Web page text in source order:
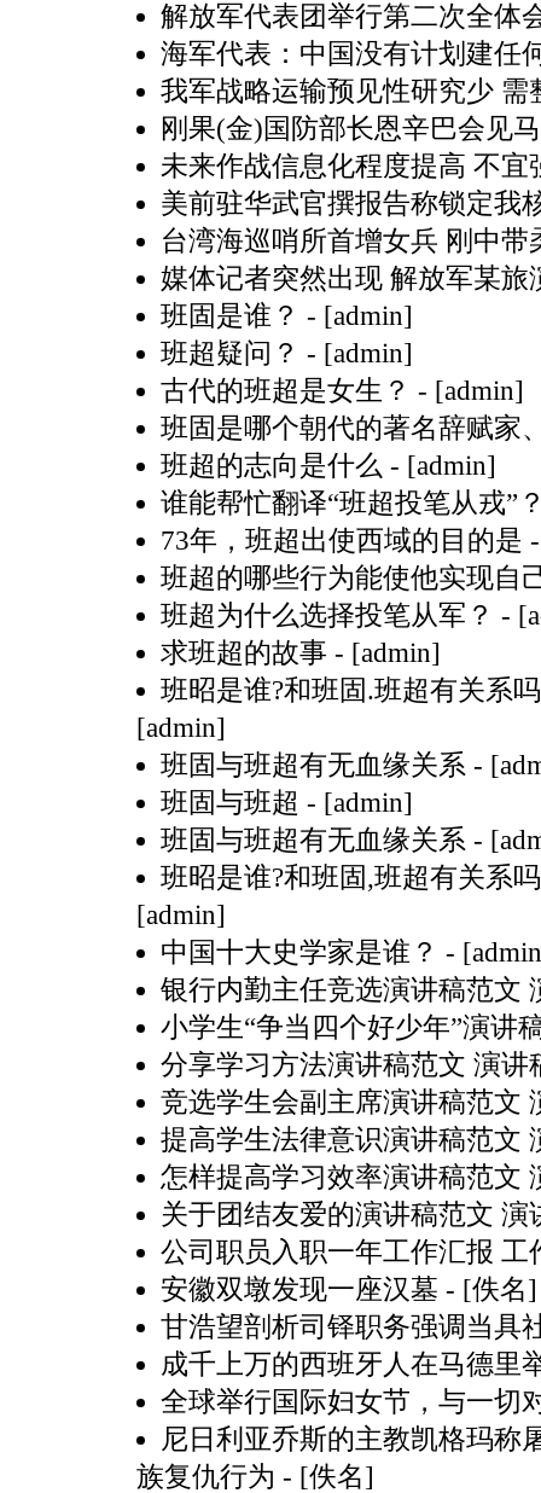
解放军代表团举行第二次全体
海军代表：中国没有计划建任
我军战略运输预见性研究少 需
刚果(金)国防部长恩辛巴会见
未来作战信息化程度提高 不宜
美前驻华武官撰报告称锁定我
台湾海巡哨所首增女兵 刚中
媒体记者突然出现 解放军某旅
班固是谁？ - [admin]
班超疑问？ - [admin]
古代的班超是女生？ - [admin]
班固是哪个朝代的著名辞赋家
班超的志向是什么 - [admin]
谁能帮忙翻译“班超投笔从戎”
73年，班超出使西域的目的是
班超的哪些行为能使他实现自
班超为什么选择投笔从军？ -
求班超的故事 - [admin]
班昭是谁?和班固.班超有关系
[admin]
班固与班超有无血缘关系 -
班固与班超 - [admin]
班固与班超有无血缘关系 -
班昭是谁?和班固,班超有关系
[admin]
中国十大史学家是谁？ -
银行内勤主任竞选演讲稿范文
小学生“争当四个好少年”演讲
分享学习方法演讲稿范文 演讲
竞选学生会副主席演讲稿范文
提高学生法律意识演讲稿范文
怎样提高学习效率演讲稿范文
关于团结友爱的演讲稿范文 演
公司职员入职一年工作汇报 工
安徽双墩发现一座汉墓 - [佚名]
甘浩望剖析司铎职务强调当具
成千上万的西班牙人在马德里
全球举行国际妇女节，与一切
尼日利亚乔斯的主教凯格玛称
族复仇行为 - [佚名]